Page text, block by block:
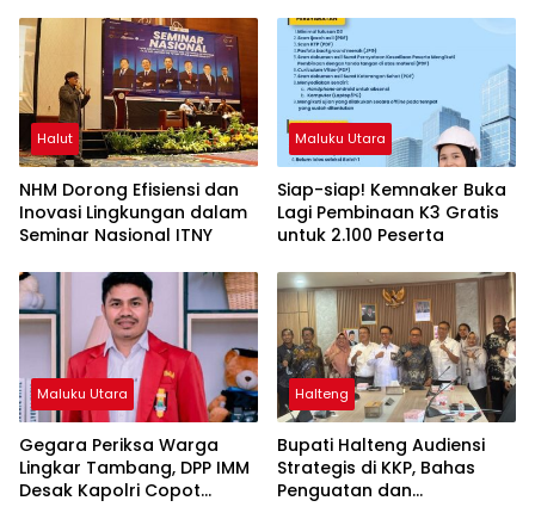
Halut
NHM Dorong Efisiensi dan
Inovasi Lingkungan dalam
Seminar Nasional ITNY
Maluku Utara
Siap-siap! Kemnaker Buka
Lagi Pembinaan K3 Gratis
untuk 2.100 Peserta
Maluku Utara
Gegara Periksa Warga
Lingkar Tambang, DPP IMM
Desak Kapolri Copot
Halteng
Bupati Halteng Audiensi
Strategis di KKP, Bahas
Penguatan dan